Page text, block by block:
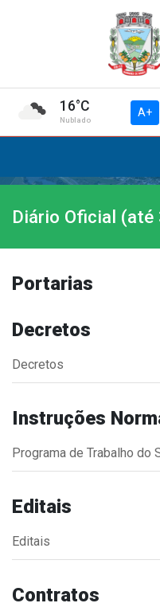
16°C
Nublado
A+
Institucional
A Prefeitura
Gabinete do Prefeito
História do Município
Secretarias
Agricultura e Meio
Assistência Social
Obras
Diário Oficial (até
Portarias
Decretos
Decretos
Instruções
Programa de Trabalho do
Editais
Editais
Contratos